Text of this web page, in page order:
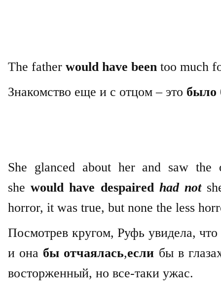
The father would have been too much
Знакомство еще и с отцом – это
She glanced about her and saw
shewould have despaired had not
horror, it was true, but none the less
Посмотрев кругом, Руфь увидела,
и она бы отчаялась,если бы в
восторженный, но все-таки ужас.